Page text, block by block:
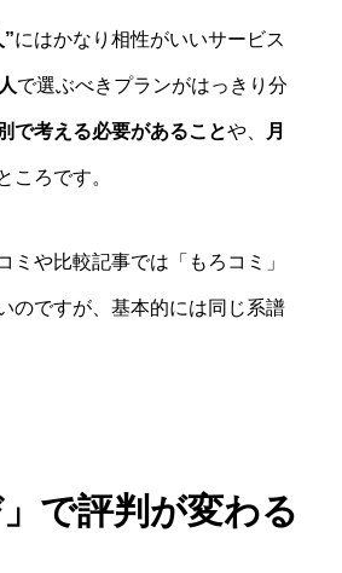
にはかなり相性がいいサービス
で選ぶべきプランがはっきり分
で考える必要があることや、 月
ころです。
ミや比較記事では「もろコミ」
のですが、基本的には同じ系譜
で評判が変わる